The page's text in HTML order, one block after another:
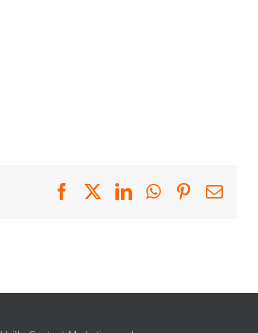
FacebookLinkedInWhatsApp
Pinterest